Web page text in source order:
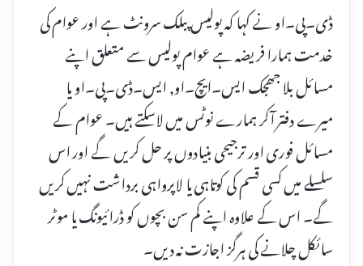
ڈی۔پی۔او نے کہا کہ پولیس پبلک سرونٹ ہے اور عوام کی
خدمت ہمارا فریضہ ہے عوام پولیس سے متعلق اپنے
مسائل بلا جھجک ایس۔ایچ۔او, ایس۔ڈی۔پی۔او یا
میرے دفتر آکر ہمارے نوٹس میں لاسکتے ہیں۔ عوام کے
مسائل فوری اور ترجیحی بنیادوں پر حل کریں گے اور اس
سلسلے میں کسی قسم کی کوتاہی یا لاپرواہی برداشت نہیں کریں
گے۔ اس کے علاوہ اپنے کم سن بچوں کو ڈرائیونگ یا موٹر
سائکل چلانے کی ہرگز اجازت نہ دیں۔